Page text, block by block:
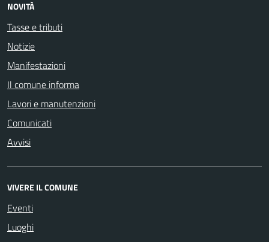
NOVITÀ
Tasse e tributi
Notizie
Manifestazioni
Il comune informa
Lavori e manutenzioni
Comunicati
Avvisi
VIVERE IL COMUNE
Eventi
Luoghi